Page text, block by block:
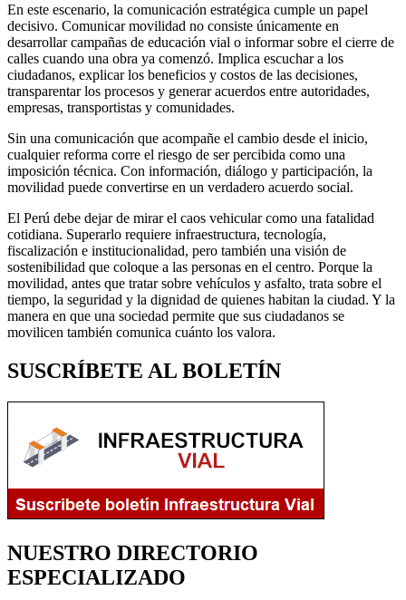
En este escenario, la comunicación estratégica cumple un papel
decisivo. Comunicar movilidad no consiste únicamente en
desarrollar campañas de educación vial o informar sobre el cierre de
calles cuando una obra ya comenzó. Implica escuchar a los
ciudadanos, explicar los beneficios y costos de las decisiones,
transparentar los procesos y generar acuerdos entre autoridades,
empresas, transportistas y comunidades.
Sin una comunicación que acompañe el cambio desde el inicio,
cualquier reforma corre el riesgo de ser percibida como una
imposición técnica. Con información, diálogo y participación, la
movilidad puede convertirse en un verdadero acuerdo social.
El Perú debe dejar de mirar el caos vehicular como una fatalidad
cotidiana. Superarlo requiere infraestructura, tecnología,
fiscalización e institucionalidad, pero también una visión de
sostenibilidad que coloque a las personas en el centro. Porque la
movilidad, antes que tratar sobre vehículos y asfalto, trata sobre el
tiempo, la seguridad y la dignidad de quienes habitan la ciudad. Y la
manera en que una sociedad permite que sus ciudadanos se
movilicen también comunica cuánto los valora.
SUSCRÍBETE AL BOLETÍN
NUESTRO DIRECTORIO
ESPECIALIZADO